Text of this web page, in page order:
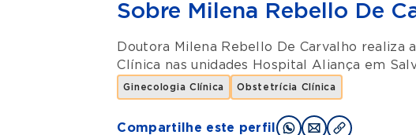
Sobre Milena Rebello De
Doutora Milena Rebello De Carvalho realiza
Clínica nas unidades Hospital Aliança em
Ginecologia Clínica Obstetrícia Clínica
Compartilhe este perfil